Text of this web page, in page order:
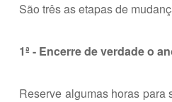
São três as etapas de
1ª - Encerre de verdade o
Reserve algumas horas